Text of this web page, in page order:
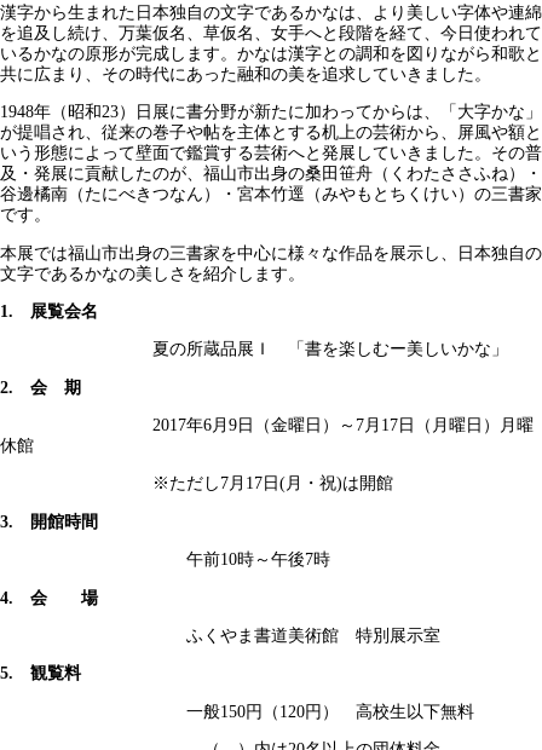
漢字から生まれた日本独自の文字であるかなは、より美しい字体や連綿
を追及し続け、万葉仮名、草仮名、女手へと段階を経て、今日使われて
いるかなの原形が完成します。かなは漢字との調和を図りながら和歌と
共に広まり、その時代にあった融和の美を追求していきました。
1948年（昭和23）日展に書分野が新たに加わってからは、「大字かな」
が提唱され、従来の巻子や帖を主体とする机上の芸術から、屏風や額と
いう形態によって壁面で鑑賞する芸術へと発展していきました。その普
及・発展に貢献したのが、福山市出身の桑田笹舟（くわたささふね）・
谷邊橘南（たにべきつなん）・宮本竹逕（みやもとちくけい）の三書家
です。
本展では福山市出身の三書家を中心に様々な作品を展示し、日本独自の
文字であるかなの美しさを紹介します。
1. 展覧会名
夏の所蔵品展Ｉ 「書を楽しむー美しいかな」
2. 会 期
2017年6月9日（金曜日）～7月17日（月曜日）月曜
休館
※ただし7月17日(月・祝)は開館
3. 開館時間
午前10時～午後7時
4. 会 場
ふくやま書道美術館 特別展示室
5. 観覧料
一般150円（120円） 高校生以下無料